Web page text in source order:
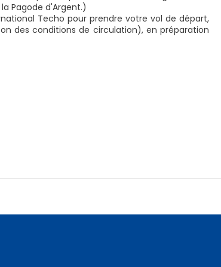
Pagode d'Argent.)
Techo pour prendre votre vol de départ,
des conditions de circulation), en préparation